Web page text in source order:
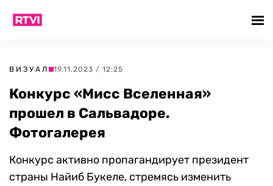
ВИЗУАЛ 19.11.2023 / 12:25
Конкурс «Мисс Вселенная»
прошел в Сальвадоре.
Фотогалерея
Конкурс активно пропагандирует президент
страны Найиб Букеле, стремясь изменить